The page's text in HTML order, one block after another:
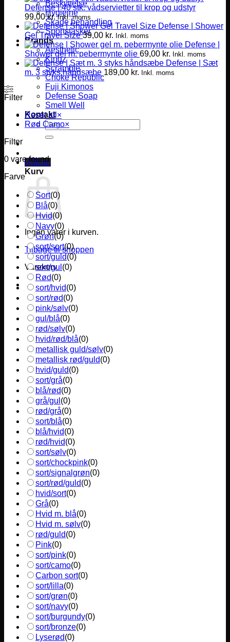
Beskyttelse
Hygiejne
Skade behandling
Sportstasker
Brands
Aesthetic
Kingz
Scramble
Choke Republic
Fuji Kimonos
Defense Soap
Smell Well
Kontakt
Søg
efter:
0,00 kr.
Kurv
Ingen varer i kurven.
Tilbage til shoppen
Varekurv
Defense | 40 stk. vådservietter til krop og udstyr
99,00kr. Inkl. moms
Defense | Shower
Gel Travel Size 39,00 kr. Inkl. moms
Defense |
Shower gel m. pebermynte olie 69,00 kr. Inkl. moms
Defense | Sæt
m. 3 styks håndsæbe 189,00 kr. Inkl. moms
Filter
Reset all ×
Rød Camo×
Filter
0 vare found
Farve
Sort(0)
Blå(0)
Hvid(0)
Navy(0)
Grøn(0)
sort/sort(0)
sort/guld(0)
sort/gul (0)
Rød(0)
sort/hvid(0)
sort/rød(0)
pink/sølv(0)
gul/blå(0)
rød/sølv(0)
hvid/rød/blå(0)
metallisk guld/sølv(0)
metallisk rød/guld(0)
hvid/guld(0)
sort/grå(0)
blå/rød(0)
grå/gul (0)
rød/grå(0)
sort/blå(0)
blå/hvid(0)
rød/hvid(0)
sort/sølv(0)
sort/chockpink(0)
sort/signalgrøn(0)
sort/rød/guld(0)
hvid/sort(0)
Grå(0)
Hvid m. blå(0)
Hvid m. sølv(0)
rød/guld(0)
Pink(0)
sort/pink(0)
sort/camo(0)
Carbon sort(0)
sort/lilla(0)
sort/grøn(0)
sort/navy(0)
sort/burgundy(0)
sort/bronze(0)
Lyserød(0)